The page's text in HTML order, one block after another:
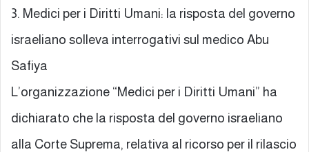
3. Medici per i Diritti Umani: la risposta del governo
israeliano solleva interrogativi sul medico Abu
Safiya
L’organizzazione “Medici per i Diritti Umani” ha
dichiarato che la risposta del governo israeliano
alla Corte Suprema, relativa al ricorso per il rilascio